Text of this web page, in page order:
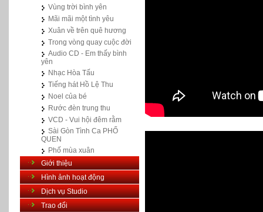
Vùng trời bình yên
Mãi mãi một tình yêu
Xuân về trên quê hương
Trong vòng quay cuộc đời
Audio CD - Em thấy bình
yên
Nhạc Hòa Tấu
Tiếng hát Hồ Lệ Thu
Noel của bé
Rước đèn trung thu
VCD - Vui hội đêm rằm
Sài Gòn Tình Ca PHỐ
QUEN
Phố mùa xuân
Giới thiệu
Hình ảnh hoạt động
Dịch vụ Studio
Trao đổi